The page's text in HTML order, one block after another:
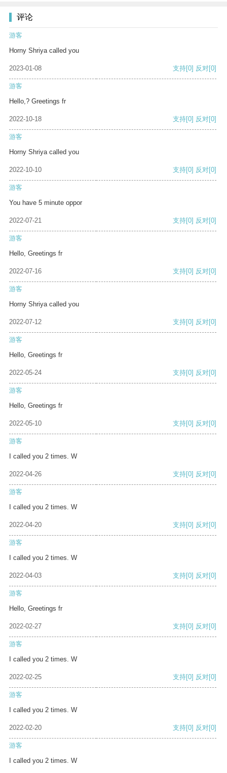
评论
游客
Horny Shriya called you
2023-01-08 支持[0] 反对[0]
游客
Hello,? Greetings fr
2022-10-18 支持[0] 反对[0]
游客
Horny Shriya called you
2022-10-10 支持[0] 反对[0]
游客
You have 5 minute oppor
2022-07-21 支持[0] 反对[0]
游客
Hello, Greetings fr
2022-07-16 支持[0] 反对[0]
游客
Horny Shriya called you
2022-07-12 支持[0] 反对[0]
游客
Hello, Greetings fr
2022-05-24 支持[0] 反对[0]
游客
Hello, Greetings fr
2022-05-10 支持[0] 反对[0]
游客
I called you 2 times. W
2022-04-26 支持[0] 反对[0]
游客
I called you 2 times. W
2022-04-20 支持[0] 反对[0]
游客
I called you 2 times. W
2022-04-03 支持[0] 反对[0]
游客
Hello, Greetings fr
2022-02-27 支持[0] 反对[0]
游客
I called you 2 times. W
2022-02-25 支持[0] 反对[0]
游客
I called you 2 times. W
2022-02-20 支持[0] 反对[0]
游客
I called you 2 times. W